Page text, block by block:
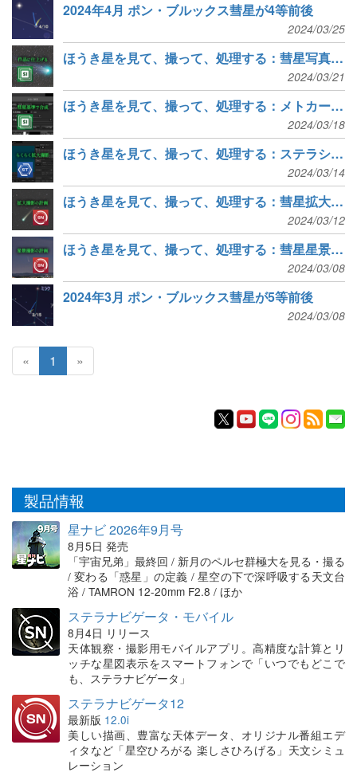
2024年4月 ポン・ブルックス彗星が4等前後
2024/03/25
ほうき星を見て、撮って、処理する：彗星写真を仕上げる（【特集】ポン・ブルックス彗星）
2024/03/21
ほうき星を見て、撮って、処理する：メトカーフコンポジットで尾や頭部を描出（【特集】ポン・ブルックス彗星）
2024/03/18
ほうき星を見て、撮って、処理する：ステラショットで彗星を拡大撮影（【特集】ポン・ブルックス彗星）
2024/03/14
ほうき星を見て、撮って、処理する：彗星拡大撮影の計画を立てる（【特集】ポン・ブルックス彗星）
2024/03/12
ほうき星を見て、撮って、処理する：彗星星景撮影の計画を立てる（【特集】ポン・ブルックス彗星）
2024/03/08
2024年3月 ポン・ブルックス彗星が5等前後
2024/03/08
« 1 »
製品情報
星ナビ 2026年9月号
8月5日 発売
「宇宙兄弟」最終回 / 新月のペルセ群極大を見る・撮る
/ 変わる「惑星」の定義 / 星空の下で深呼吸する天文台
浴 / TAMRON 12-20mm F2.8 / ほか
ステラナビゲータ・モバイル
8月4日 リリース
天体観察・撮影用モバイルアプリ。高精度な計算とリ
ッチな星図表示をスマートフォンで「いつでもどこで
も、ステラナビゲータ」
ステラナビゲータ12
最新版 12.0i
美しい描画、豊富な天体データ、オリジナル番組エデ
ィタなど「星空ひろがる 楽しさひろげる」天文シミュ
レーション